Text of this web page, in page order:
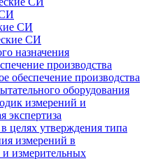
СИ
СИ
назначения
производства
обеспечение производства
оборудования
измерений и
экспертиза
целях утверждения типа
измерений в
измерительных